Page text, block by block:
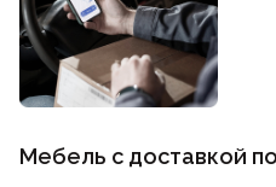
Мебель с доставкой